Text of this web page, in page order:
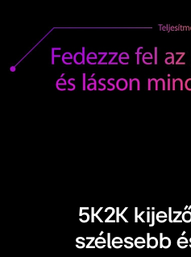
jellemzőire
utaló
szöveggel
5K2K
szélesebb